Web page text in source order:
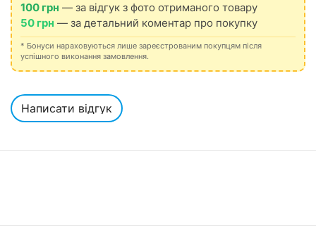
100 грн — за відгук з фото отриманого товару
50 грн — за детальний коментар про покупку
* Бонуси нараховуються лише зареєстрованим покупцям після
успішного виконання замовлення.
Написати відгук